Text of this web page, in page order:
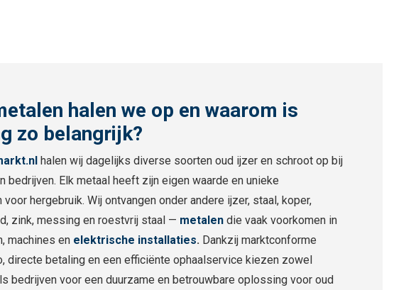
halen we op en waarom is
zo belangrijk?
halen wij dagelijks diverse soorten oud ijzer en schroot op bij
bedrijven. Elk metaal heeft zijn eigen waarde en unieke
hergebruik. Wij ontvangen onder andere ijzer, staal, koper,
zink, messing en roestvrij staal — metalen die vaak voorkomen in
machines en elektrische installaties. Dankzij marktconforme
directe betaling en een efficiënte ophaalservice kiezen zowel
bedrijven voor een duurzame en betrouwbare oplossing voor oud